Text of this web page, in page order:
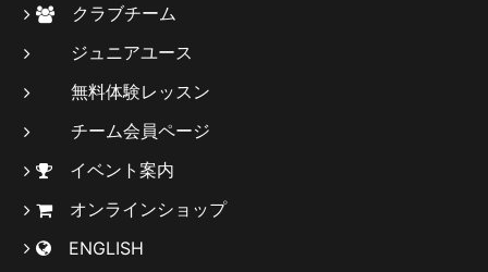
クラブチーム
ジュニアユース
無料体験レッスン
チーム会員ページ
イベント案内
オンラインショップ
ENGLISH